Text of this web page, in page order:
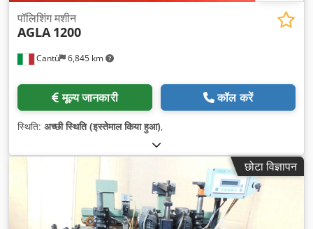
Cantù 6,845 km
पॉलिशिंग मशीन
AGLA 1200
मूल्य जानकारी कॉल करें
स्थिति: अच्छी स्थिति (इस्तेमाल किया हुआ),
छोटा विज्ञापन